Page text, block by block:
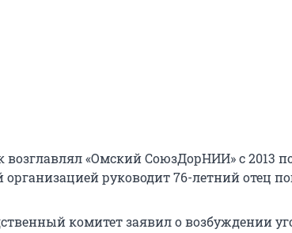
возглавлял «Омский СоюзДорНИИ» с 2013
организацией руководит 76-летний отец
комитет заявил о возбуждении